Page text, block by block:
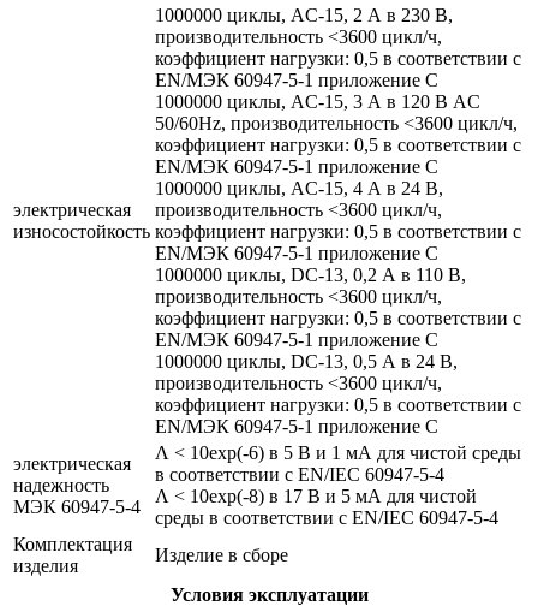
электрическая
износостойкость
1000000 циклы, AC-15, 2 А в 230 В,
производительность <3600 цикл/ч,
коэффициент нагрузки: 0,5 в соответствии с
EN/МЭК 60947-5-1 приложение С
1000000 циклы, AC-15, 3 А в 120 В AC
50/60Hz, производительность <3600 цикл/ч,
коэффициент нагрузки: 0,5 в соответствии с
EN/МЭК 60947-5-1 приложение С
1000000 циклы, AC-15, 4 А в 24 В,
производительность <3600 цикл/ч,
коэффициент нагрузки: 0,5 в соответствии с
EN/МЭК 60947-5-1 приложение С
1000000 циклы, DC-13, 0,2 А в 110 В,
производительность <3600 цикл/ч,
коэффициент нагрузки: 0,5 в соответствии с
EN/МЭК 60947-5-1 приложение С
1000000 циклы, DC-13, 0,5 А в 24 В,
производительность <3600 цикл/ч,
коэффициент нагрузки: 0,5 в соответствии с
EN/МЭК 60947-5-1 приложение С
электрическая
надежность
МЭК 60947-5-4
Λ < 10exp(-6) в 5 В и 1 мА для чистой среды
в соответствии с EN/IEC 60947-5-4
Λ < 10exp(-8) в 17 В и 5 мА для чистой
среды в соответствии с EN/IEC 60947-5-4
Комплектация
изделия
Изделие в сборе
Условия эксплуатации